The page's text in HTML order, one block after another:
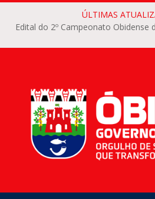
ÚLTIMAS
Edital do 2º Campeonato Obidense